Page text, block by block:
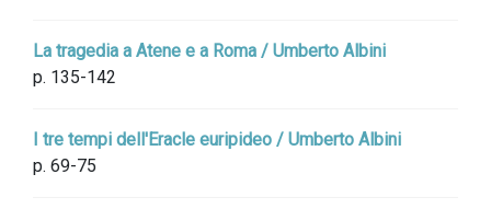
La tragedia a Atene e a Roma / Umberto Albini
p. 135-142
I tre tempi dell'Eracle euripideo / Umberto Albini
p. 69-75